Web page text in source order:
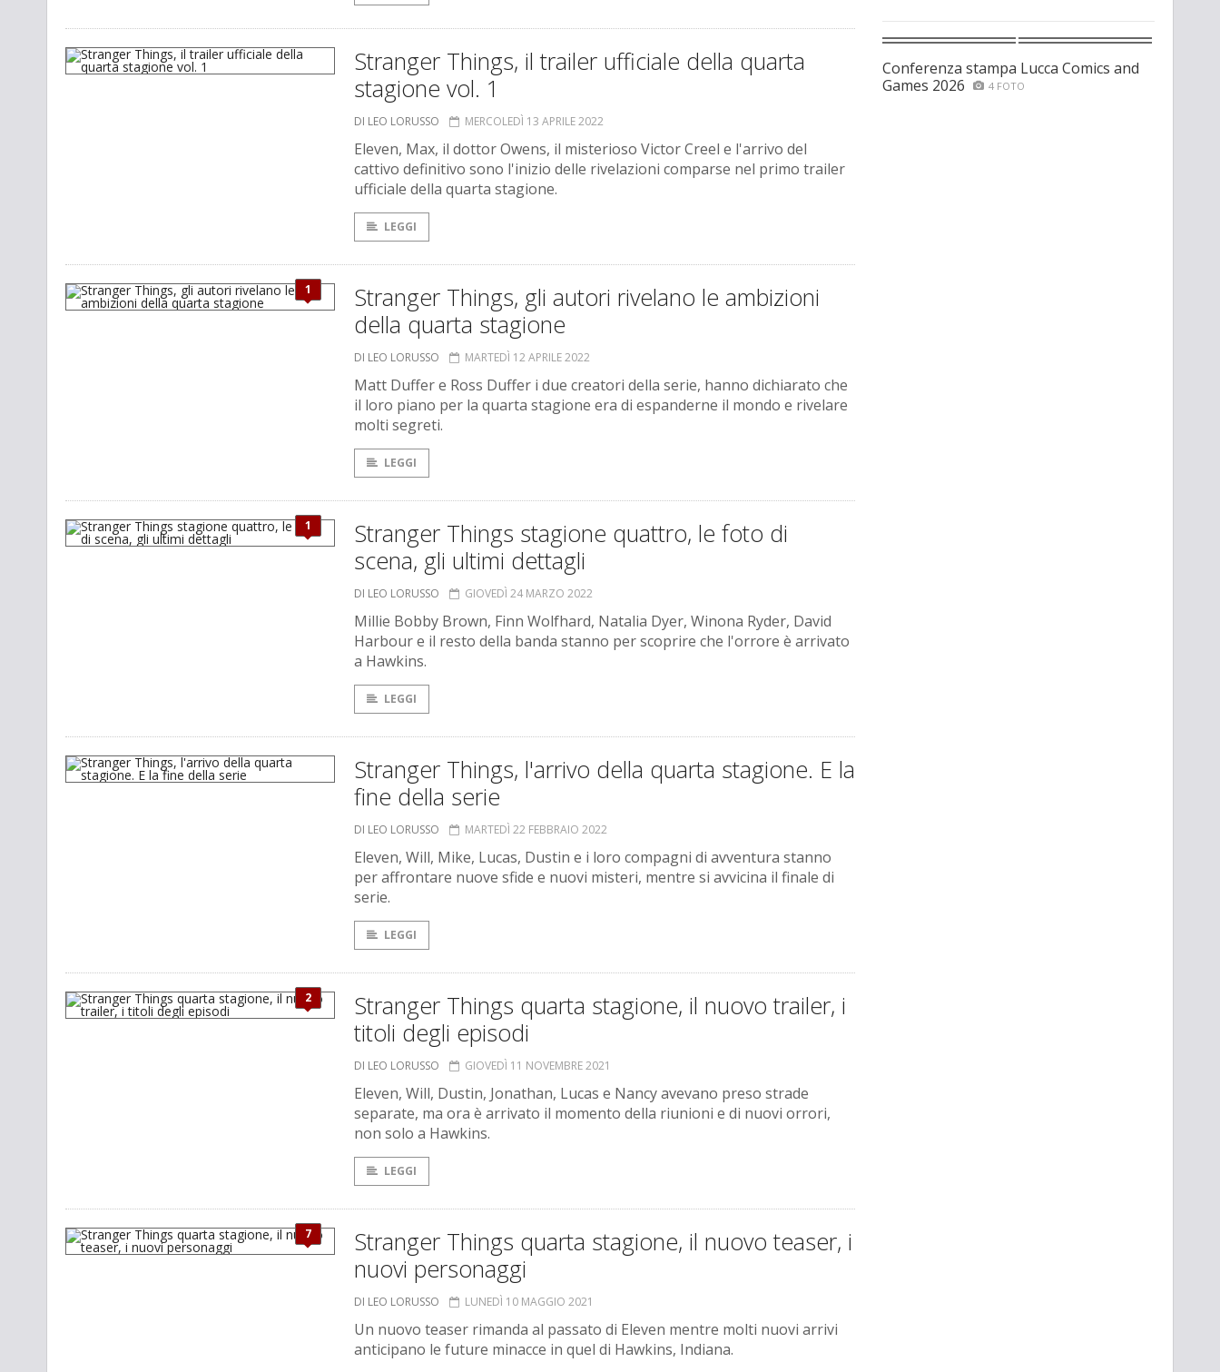
Stranger Things, il trailer ufficiale della quarta
stagione vol. 1
DI LEO LORUSSO MERCOLEDÌ 13 APRILE 2022
Eleven, Max, il dottor Owens, il misterioso Victor Creel e l'arrivo del
cattivo definitivo sono l'inizio delle rivelazioni comparse nel primo trailer
ufficiale della quarta stagione.
LEGGI
1
Stranger Things, gli autori rivelano le ambizioni
della quarta stagione
DI LEO LORUSSO MARTEDÌ 12 APRILE 2022
Matt Duffer e Ross Duffer i due creatori della serie, hanno dichiarato che
il loro piano per la quarta stagione era di espanderne il mondo e rivelare
molti segreti.
LEGGI
1
Stranger Things stagione quattro, le foto di
scena, gli ultimi dettagli
DI LEO LORUSSO GIOVEDÌ 24 MARZO 2022
Millie Bobby Brown, Finn Wolfhard, Natalia Dyer, Winona Ryder, David
Harbour e il resto della banda stanno per scoprire che l'orrore è arrivato
a Hawkins.
LEGGI
Stranger Things, l'arrivo della quarta stagione. E la
fine della serie
DI LEO LORUSSO MARTEDÌ 22 FEBBRAIO 2022
Eleven, Will, Mike, Lucas, Dustin e i loro compagni di avventura stanno
per affrontare nuove sfide e nuovi misteri, mentre si avvicina il finale di
serie.
LEGGI
2
Stranger Things quarta stagione, il nuovo trailer, i
titoli degli episodi
DI LEO LORUSSO GIOVEDÌ 11 NOVEMBRE 2021
Eleven, Will, Dustin, Jonathan, Lucas e Nancy avevano preso strade
separate, ma ora è arrivato il momento della riunioni e di nuovi orrori,
non solo a Hawkins.
LEGGI
7
Stranger Things quarta stagione, il nuovo teaser, i
nuovi personaggi
DI LEO LORUSSO LUNEDÌ 10 MAGGIO 2021
Un nuovo teaser rimanda al passato di Eleven mentre molti nuovi arrivi
anticipano le future minacce in quel di Hawkins, Indiana.
Conferenza stampa Lucca Comics and
Games 2026
4 FOTO